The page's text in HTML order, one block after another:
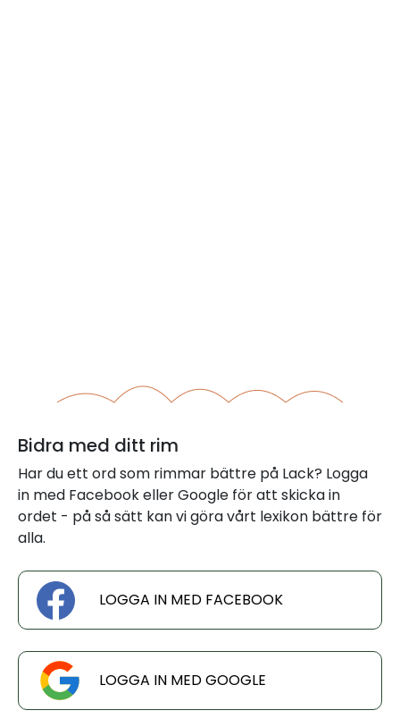
Bidra med ditt rim
Har du ett ord som rimmar bättre på Lack? Logga
in med Facebook eller Google för att skicka in
ordet - på så sätt kan vi göra vårt lexikon bättre för
alla.
LOGGA IN MED FACEBOOK
LOGGA IN MED GOOGLE